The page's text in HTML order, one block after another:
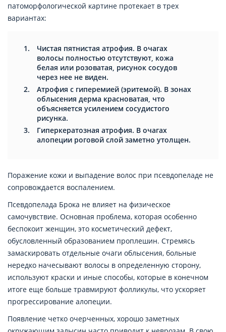
патоморфологической картине протекает в трех
вариантах:
Чистая пятнистая атрофия. В очагах
волосы полностью отсутствуют, кожа
белая или розоватая, рисунок сосудов
через нее не виден.
Атрофия с гиперемией (эритемой). В зонах
облысения дерма красноватая, что
объясняется усилением сосудистого
рисунка.
Гиперкератозная атрофия. В очагах
алопеции роговой слой заметно утолщен.
Поражение кожи и выпадение волос при псевдопеладе не
сопровождается воспалением.
Псевдопелада Брока не влияет на физическое
самочувствие. Основная проблема, которая особенно
беспокоит женщин, это косметический дефект,
обусловленный образованием проплешин. Стремясь
замаскировать отдельные очаги облысения, больные
нередко начесывают волосы в определенную сторону,
используют краски и иные способы, которые в конечном
итоге еще больше травмируют фолликулы, что ускоряет
прогрессирование алопеции.
Появление четко очерченных, хорошо заметных